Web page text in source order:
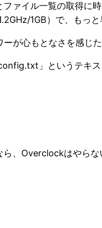
ァイル一覧の取得に
1GB）で、もっ
が心もとなさを感じ
」というテキ
ら、Overclockはやら